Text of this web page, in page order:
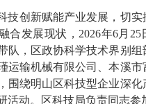
技创新赋能产业发展，切实
合发展现状，2026年6月25
队，区政协科学技术界别组
运输机械有限公司、本溪市
围绕明山区科技型企业深化
活动。区科技局负责同志参